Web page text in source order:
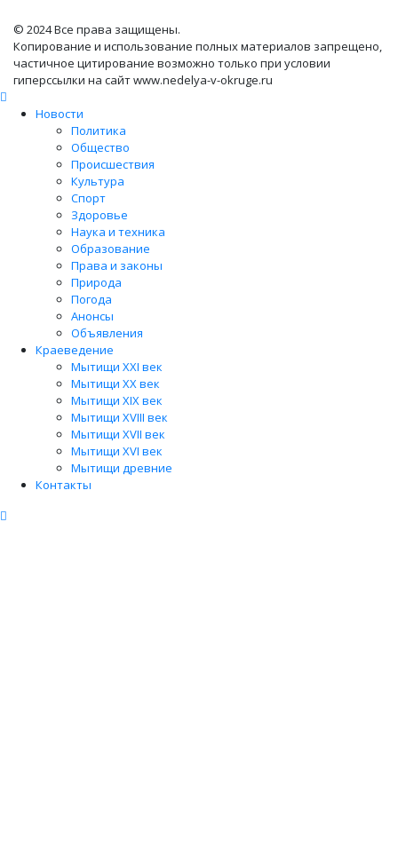
© 2024 Все права защищены.
Копирование и использование полных материалов запрещено,
частичное цитирование возможно только при условии
гиперссылки на сайт www.nedelya-v-okruge.ru
Новости
Политика
Общество
Происшествия
Культура
Спорт
Здоровье
Наука и техника
Образование
Права и законы
Природа
Погода
Анонсы
Объявления
Краеведение
Мытищи XXI век
Мытищи XX век
Мытищи XIX век
Мытищи XVIII век
Мытищи XVII век
Мытищи XVI век
Мытищи древние
Контакты